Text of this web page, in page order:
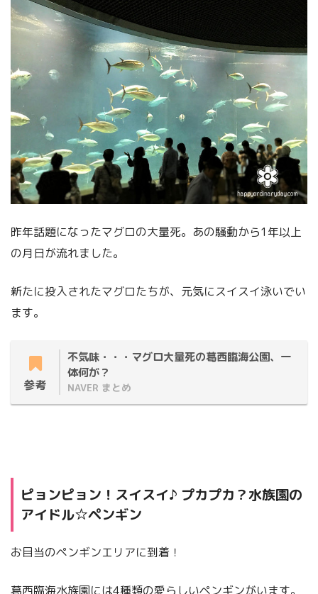
昨年話題になったマグロの大量死。あの騒動から1年以上
の月日が流れました。
新たに投入されたマグロたちが、元気にスイスイ泳いでい
ます。
参考
不気味・・・マグロ大量死の葛西臨海公園、一
体何が？
NAVER まとめ
ピョンピョン！スイスイ♪ プカプカ？水族園の
アイドル☆ペンギン
お目当のペンギンエリアに到着！
葛西臨海水族園には4種類の愛らしいペンギンがいます。